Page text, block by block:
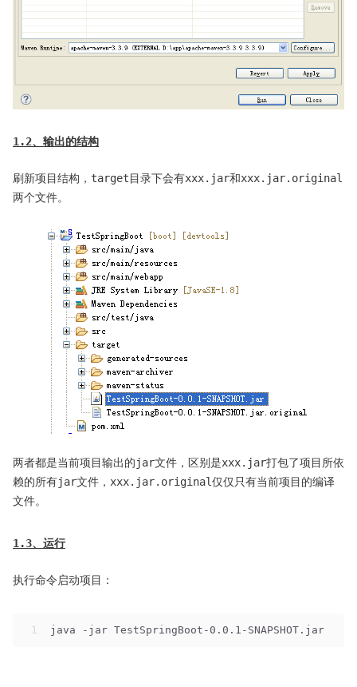
1.2、输出的结构
刷新项目结构，target目录下会有xxx.jar和xxx.jar.original
两个文件。
两者都是当前项目输出的jar文件，区别是xxx.jar打包了项目所依
赖的所有jar文件，xxx.jar.original仅仅只有当前项目的编译
文件。
1.3、运行
执行命令启动项目：
1 java -jar TestSpringBoot-0.0.1-SNAPSHOT.jar